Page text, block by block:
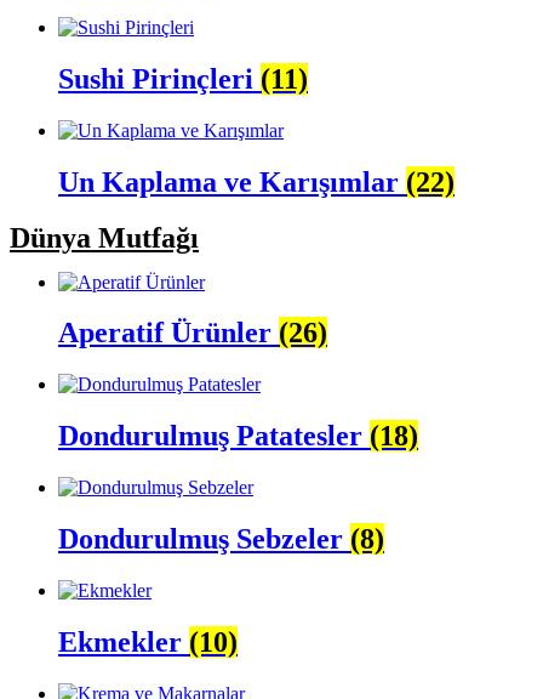
Sushi Pirinçleri (11)
Un Kaplama ve Karışımlar (22)
Dünya Mutfağı
Aperatif Ürünler (26)
Dondurulmuş Patatesler (18)
Dondurulmuş Sebzeler (8)
Ekmekler (10)